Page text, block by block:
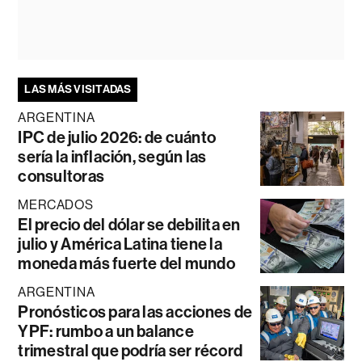
LAS MÁS VISITADAS
ARGENTINA
IPC de julio 2026: de cuánto
sería la inflación, según las
consultoras
MERCADOS
El precio del dólar se debilita en
julio y América Latina tiene la
moneda más fuerte del mundo
ARGENTINA
Pronósticos para las acciones de
YPF: rumbo a un balance
trimestral que podría ser récord